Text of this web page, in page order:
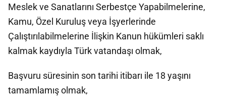
Meslek ve Sanatlarını Serbestçe Yapabilmelerine,
Kamu, Özel Kuruluş veya İşyerlerinde
Çalıştırılabilmelerine İlişkin Kanun hükümleri saklı
kalmak kaydıyla Türk vatandaşı olmak,
Başvuru süresinin son tarihi itibarı ile 18 yaşını
tamamlamış olmak,